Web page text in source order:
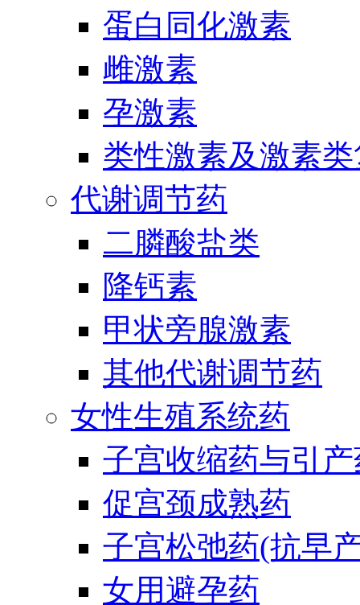
蛋白同化激素
雌激素
孕激素
类性激素及激素
代谢调节药
二膦酸盐类
降钙素
甲状旁腺激素
其他代谢调节药
女性生殖系统药
子宫收缩药与引
促宫颈成熟药
子宫松弛药(抗早
女用避孕药